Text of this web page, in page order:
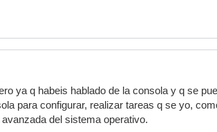
ya q habeis hablado de la consola y q se
para configurar, realizar tareas q se yo,
del sistema operativo.